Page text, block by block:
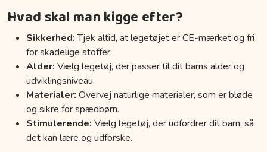
Hvad skal man kigge efter?
Sikkerhed:Tjek altid, at legetøjet er CE-mærket og fri
for skadelige stoffer.
Alder: Vælg legetøj, der passer til dit barns alder og
udviklingsniveau.
Materialer: Overvej naturlige materialer, som er bløde
og sikre for spædbørn.
Stimulerende: Vælg legetøj, der udfordrer dit barn, så
det kan lære og udforske.